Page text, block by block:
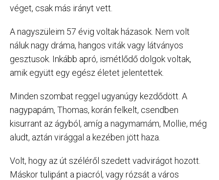
véget, csak más irányt vett.
A nagyszüleim 57 évig voltak házasok. Nem volt
náluk nagy dráma, hangos viták vagy látványos
gesztusok. Inkább apró, ismétlődő dolgok voltak,
amik együtt egy egész életet jelentettek.
Minden szombat reggel ugyanúgy kezdődött. A
nagypapám, Thomas, korán felkelt, csendben
kisurrant az ágyból, amíg a nagymamám, Mollie, még
aludt, aztán virággal a kezében jött haza.
Volt, hogy az út széléről szedett vadvirágot hozott.
Máskor tulipánt a piacról, vagy rózsát a város